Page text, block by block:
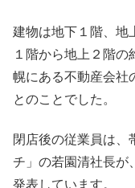
建物は地下１階、地
１階から地上２階
幌にある不動産会社
とのことでした。
閉店後の従業員は、
チ」の若園清社長が
発表しています。